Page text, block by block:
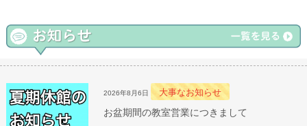
2026年8月6日 大事なお知らせ
お盆期間の教室営業につきまして